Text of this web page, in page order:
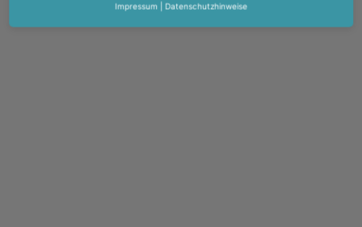
Impressum Datenschutzhinweise